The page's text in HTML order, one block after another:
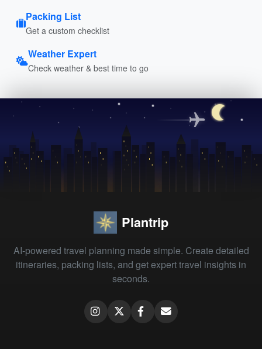
Packing List
Get a custom checklist
Weather Expert
Check weather & best time to go
Plantrip
AI-powered travel planning made simple. Create detailed
itineraries, packing lists, and get expert travel insights in
seconds.